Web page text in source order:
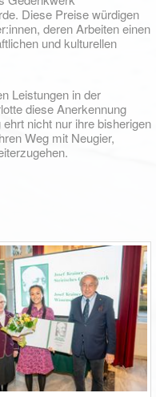
Diese Preise würdigen
deren Arbeiten einen
und kulturellen
Leistungen in der
diese Anerkennung
nicht nur ihre bisherigen
Weg mit Neugier,